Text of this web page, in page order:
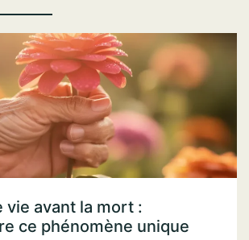
vie avant la mort :
ce phénomène unique